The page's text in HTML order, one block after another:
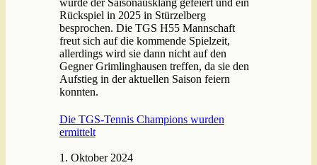
wurde der Saisonausklang gefeiert und ein
Rückspiel in 2025 in Stürzelberg
besprochen. Die TGS H55 Mannschaft
freut sich auf die kommende Spielzeit,
allerdings wird sie dann nicht auf den
Gegner Grimlinghausen treffen, da sie den
Aufstieg in der aktuellen Saison feiern
konnten.
Die TGS-Tennis Champions wurden
ermittelt
1. Oktober 2024